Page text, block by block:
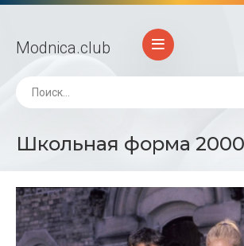
Modnica.club
Школьная форма